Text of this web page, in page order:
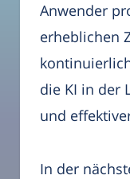
Anwender
erheblichen
die KI in der
und
In der